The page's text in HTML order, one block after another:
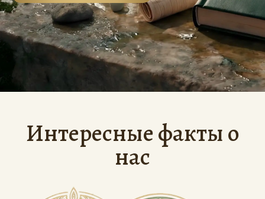
Интересные факты о
нас